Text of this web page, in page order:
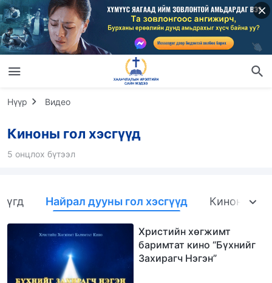
Нүүр Видео
Киноны гол хэсгүүд
5 онцлох бүтээл
Бүгд Найрал дууны гол хэсгүүд Киноны
Христийн хөгжимт
баримтат кино “Бүхнийг
Захирагч Нэгэн”